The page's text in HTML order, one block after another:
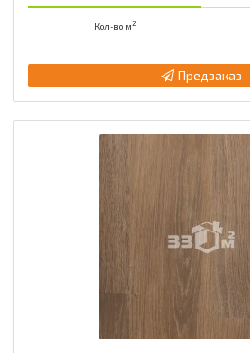
Кол-во м2
Предзаказ